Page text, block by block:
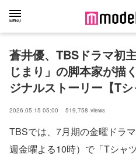
蒼井優、TBSドラマ初
じまり」の脚本家が描
ジナルストーリー【Tシ
2026.05.15 05:00 519,758 views
TBSでは、7月期の金曜ドラ
週金曜よる10時）で「Tシャ